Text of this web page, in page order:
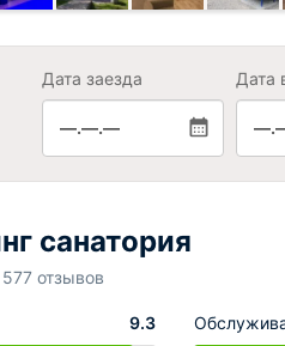
Дата заезда
—.—.—
Дата
санатория
отзывов
9.3